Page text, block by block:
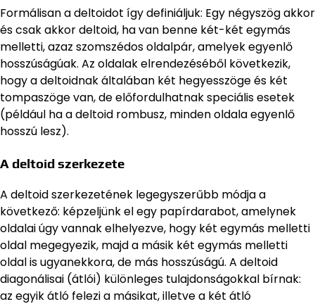
Formálisan a deltoidot így definiáljuk: Egy négyszög akkor
és csak akkor deltoid, ha van benne két-két egymás
melletti, azaz szomszédos oldalpár, amelyek egyenlő
hosszúságúak. Az oldalak elrendezéséből következik,
hogy a deltoidnak általában két hegyesszöge és két
tompaszöge van, de előfordulhatnak speciális esetek
(például ha a deltoid rombusz, minden oldala egyenlő
hosszú lesz).
A deltoid szerkezete
A deltoid szerkezetének legegyszerűbb módja a
következő: képzeljünk el egy papírdarabot, amelynek
oldalai úgy vannak elhelyezve, hogy két egymás melletti
oldal megegyezik, majd a másik két egymás melletti
oldal is ugyanekkora, de más hosszúságú. A deltoid
diagonálisai (átlói) különleges tulajdonságokkal bírnak:
az egyik átló felezi a másikat, illetve a két átló